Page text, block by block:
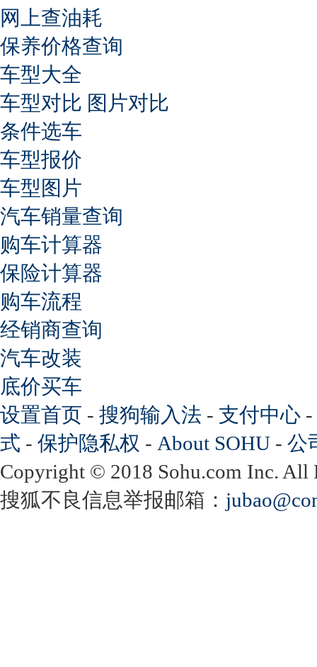
网上查油耗
保养价格查询
车型大全
车型对比 图片对比
条件选车
车型报价
车型图片
汽车销量查询
购车计算器
保险计算器
购车流程
经销商查询
汽车改装
底价买车
设置首页 - 搜狗输入法 - 支付中心 -
式 - 保护隐私权 - About SOHU - 公
Copyright © 2018 Sohu.com Inc.
搜狐不良信息举报邮箱：